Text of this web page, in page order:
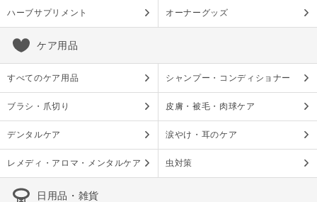
ハーブサプリメント オーナーグッズ
ケア用品
すべてのケア用品 シャンプー・コンディショナー
ブラシ・爪切り 皮膚・被毛・肉球ケア
デンタルケア 涙やけ・耳のケア
レメディ・アロマ・メンタルケア 虫対策
日用品・雑貨